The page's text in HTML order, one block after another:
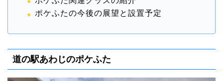
ポケふたの今後の展望と設置予定
道の駅あわじのポケふた